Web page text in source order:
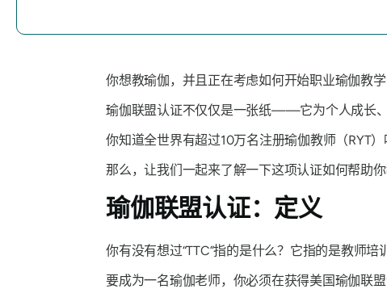
你想教瑜伽，并且正在考虑如何开始职业瑜伽教学
瑜伽联盟认证不仅仅是一张纸——它为个人成长
你知道全世界有超过10万名注册瑜伽教师（RYT
那么，让我们一起来了解一下这项认证如何帮助
瑜伽联盟认证：定义
你有没有想过“TTC”指的是什么？它指的是教师
要成为一名瑜伽老师，你必须在获得美国瑜伽联